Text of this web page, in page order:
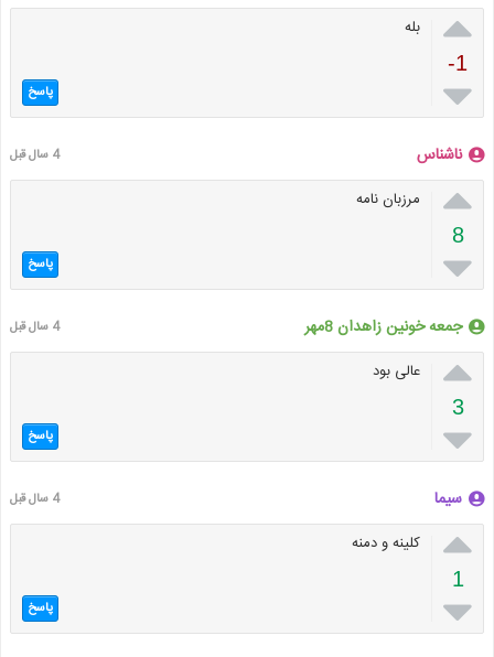

-1

بله
پاسخ
ناشناس 4 سال قبل

8

مرزبان نامه
پاسخ
جمعه خونین زاهدان 8مهر 4 سال قبل

3

عالی بود
پاسخ
سیما 4 سال قبل

1

کلینه و دمنه
پاسخ